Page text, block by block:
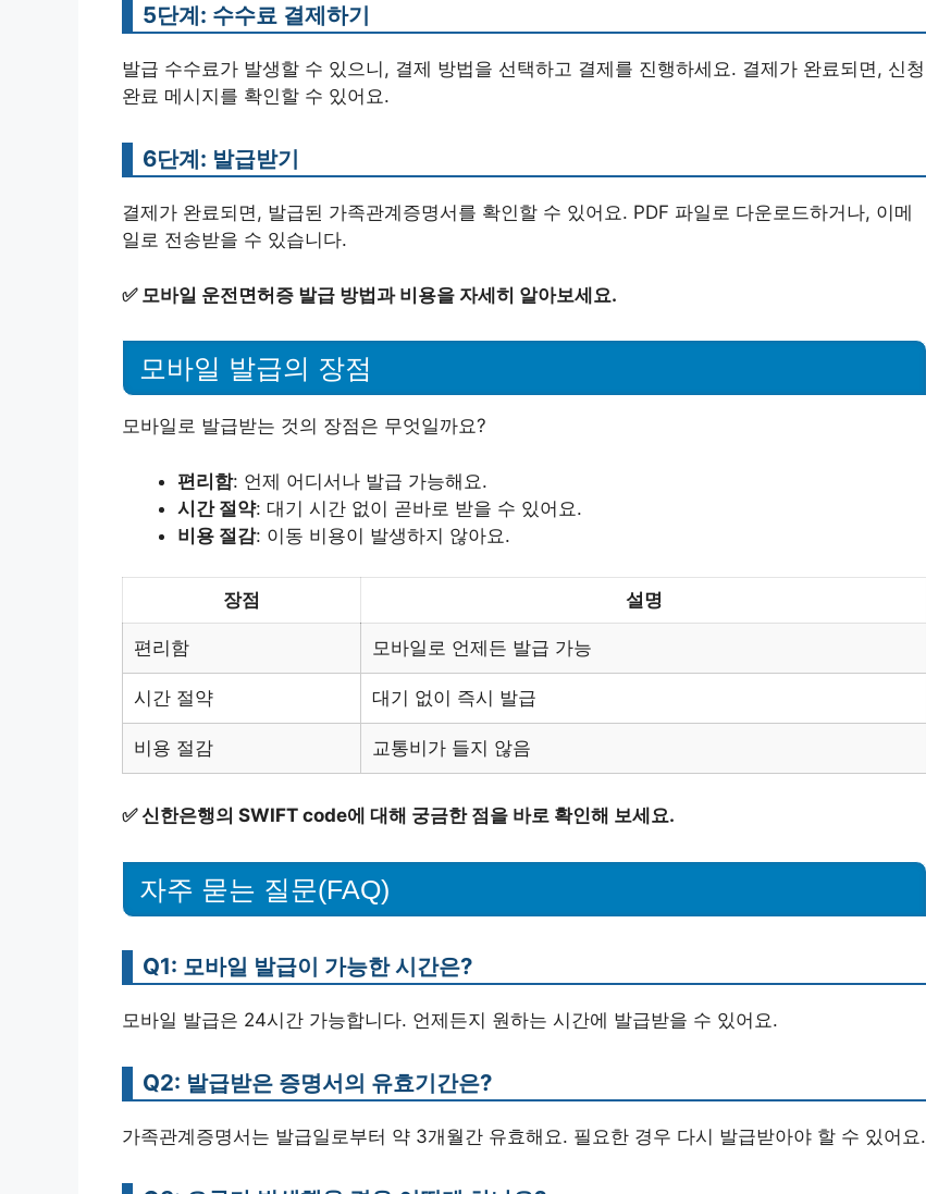
5단계: 수수료 결제하기
발급 수수료가 발생할 수 있으니, 결제 방법을 선택하고 결제를 진행하세요. 결제가 완료되면, 신청
완료 메시지를 확인할 수 있어요.
6단계: 발급받기
결제가 완료되면, 발급된 가족관계증명서를 확인할 수 있어요. PDF 파일로 다운로드하거나, 이메
일로 전송받을 수 있습니다.
✅ 모바일 운전면허증 발급 방법과 비용을 자세히 알아보세요.
모바일 발급의 장점
모바일로 발급받는 것의 장점은 무엇일까요?
편리함: 언제 어디서나 발급 가능해요.
시간 절약: 대기 시간 없이 곧바로 받을 수 있어요.
비용 절감: 이동 비용이 발생하지 않아요.
장점 설명
편리함 모바일로 언제든 발급 가능
시간 절약 대기 없이 즉시 발급
비용 절감 교통비가 들지 않음
✅신한은행의 SWIFT code에 대해 궁금한 점을 바로 확인해 보세요.
자주 묻는 질문(FAQ)
Q1: 모바일 발급이 가능한 시간은?
모바일 발급은 24시간 가능합니다. 언제든지 원하는 시간에 발급받을 수 있어요.
Q2: 발급받은 증명서의 유효기간은?
가족관계증명서는 발급일로부터 약 3개월간 유효해요. 필요한 경우 다시 발급받아야 할 수 있어요.